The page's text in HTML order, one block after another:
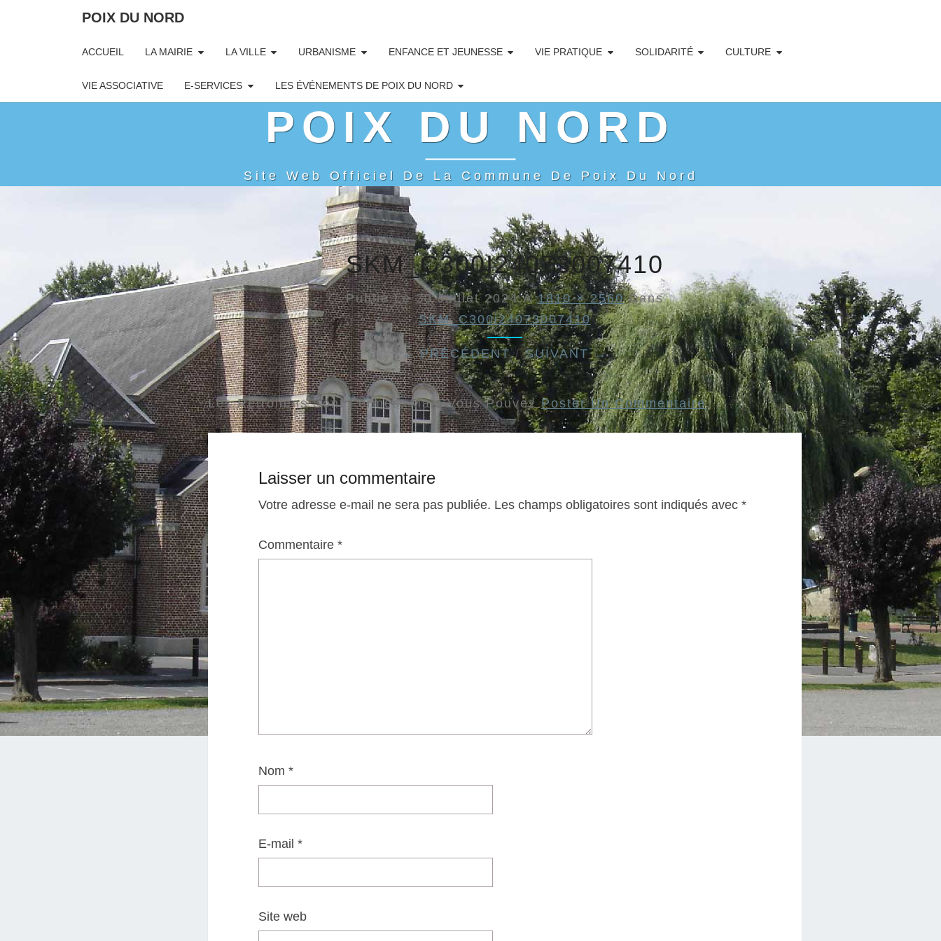
POIX DU NORD
ACCUEIL LA MAIRIE LA VILLE URBANISME ENFANCE ET JEUNESSE VIE PRATIQUE SOLIDARITÉ CULTURE
VIE ASSOCIATIVE E-SERVICES LES ÉVÉNEMENTS DE POIX DU NORD
POIX DU NORD
Site Web Officiel De La Commune De Poix Du Nord
SKM_C300I24073007410
Publié Le30 Juillet 2024À1810 × 2560Dans
SKM_C300i24073007410
← PRÉCÉDENT/SUIVANT →
Les Rétroliens Sont Fermés, Mais Vous PouvezPoster Un Commentaire.
Laisser un commentaire
Votre adresse e-mail ne sera pas publiée. Les champs obligatoires sont indiqués avec *
Commentaire *
Nom *
E-mail *
Site web